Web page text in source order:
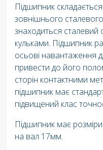
Підшипник
зовнішнього
знаходиться сталевий
кульками. Підшипник
осьові навантаження
привести до його
сторін контактними
підшипник має
підвищений клас
Підшипник має
на вал 17мм.